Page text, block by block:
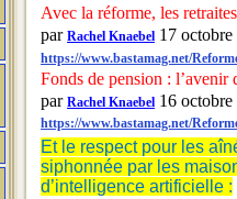
Avec la réforme, les
par Rachel Knaebel 17 octobre
https://www.bastamag.net/
Fonds de pension : l’avenir
par Rachel Knaebel 16 octobre
https://www.bastamag.net/
Et le respect pour les
siphonnée par les
d’intelligence artificielle :